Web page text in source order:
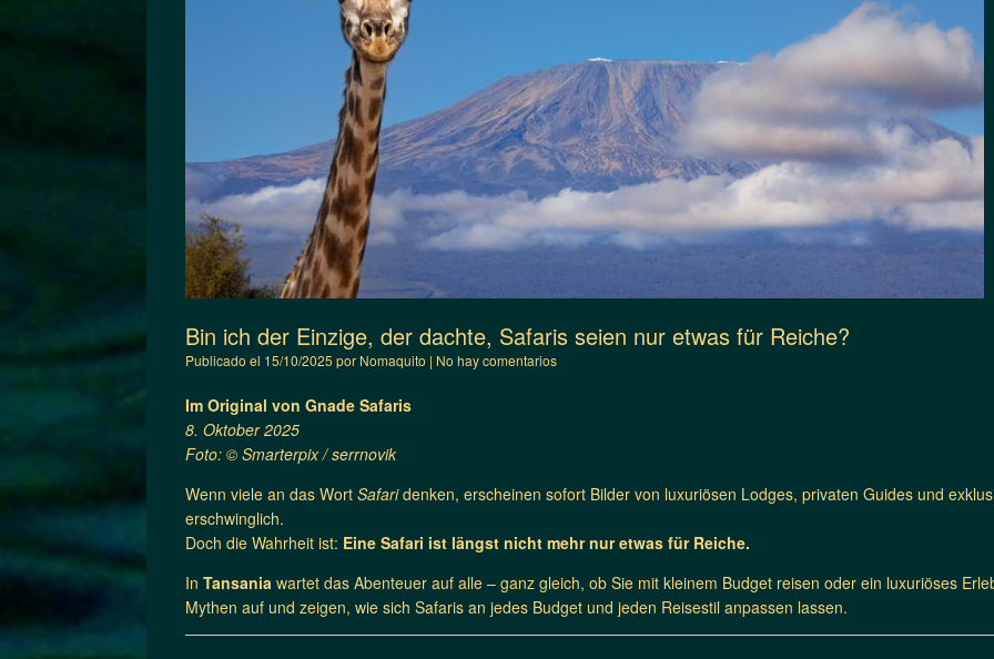
Bin ich der Einzige, der dachte, Safaris seien nur etwas für Reiche?
Publicado el 15/10/2025 por Nomaquito | No hay comentarios
Im Original von Gnade Safaris
8. Oktober 2025
Foto: © Smarterpix / serrnovik
Wenn viele an das Wort Safaridenken, erscheinen sofort Bilder von luxuriösen Lodges, privaten Guides und
erschwinglich.
Doch die Wahrheit ist: Eine Safari ist längst nicht mehr nur etwas für Reiche.
In Tansania wartet das Abenteuer auf alle – ganz gleich, ob Sie mit kleinem Budget reisen oder ein luxuriöses
Mythen auf und zeigen, wie sich Safaris an jedes Budget und jeden Reisestil anpassen lassen.